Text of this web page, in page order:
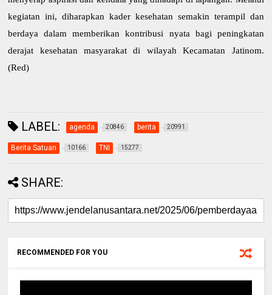
kegiatan ini, diharapkan kader kesehatan semakin terampil dan
berdaya dalam memberikan kontribusi nyata bagi peningkatan
derajat kesehatan masyarakat di wilayah Kecamatan Jatinom.
(Red)
LABEL: agenda 20846 berita 20991
Berita Satuan 10166 TNI 15277
SHARE:
RECOMMENDED FOR YOU